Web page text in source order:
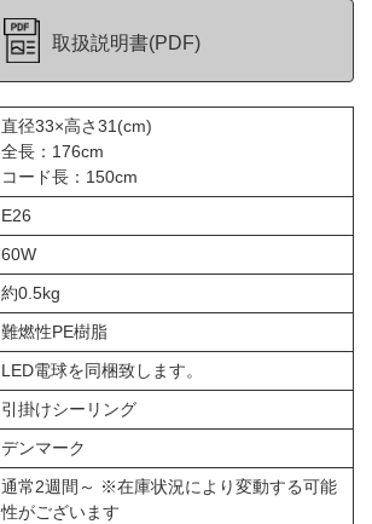
取扱説明書(PDF)
直径33×高さ31(cm)
全長：176cm
コード長：150cm
E26
60W
約0.5kg
難燃性PE樹脂
LED電球を同梱致します。
引掛けシーリング
デンマーク
通常2週間～ ※在庫状況により変動する可能
性がございます